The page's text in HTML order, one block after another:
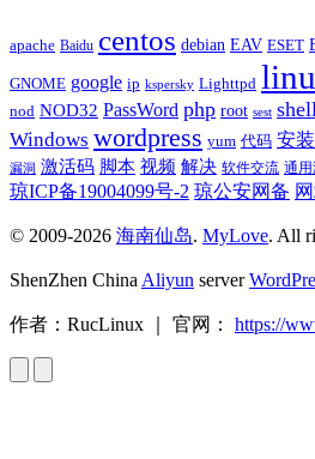
apache Baidu centos debian EAV ESET
GNOME google ip kspersky Lighttpd
nod NOD32 PassWord php root sest
Windows wordpress yum 代码 安装
漏洞 激活码 脚本 视频 解决 软件交流 通
琼ICP备19004099号-2 琼公安网备
© 2009-2026 海南仙岛. MyLove. All
ShenZhen China Aliyun server
作者：RucLinux ｜ 官网： https://